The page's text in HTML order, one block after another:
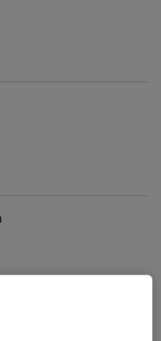
pulmonologiczna
gastrologiczna
ginekologiczna